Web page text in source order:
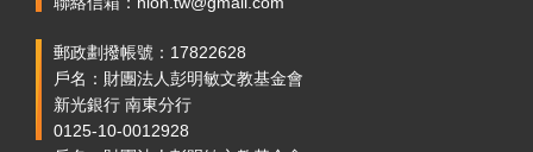
郵政劃撥帳號：17822628
戶名：財團法人彭明敏文教基金會
新光銀行 南東分行
0125-10-0012928